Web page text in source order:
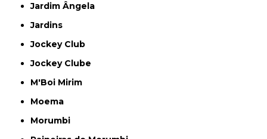
Jardim Ângela
Jardins
Jockey Club
Jockey Clube
M'Boi Mirim
Moema
Morumbi